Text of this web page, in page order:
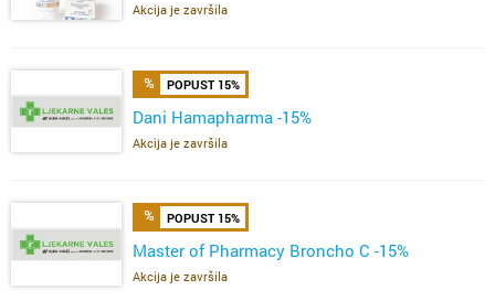
Akcija je završila
POPUST 15%
Dani Hamapharma -15%
Akcija je završila
POPUST 15%
Master of Pharmacy Broncho C -15%
Akcija je završila